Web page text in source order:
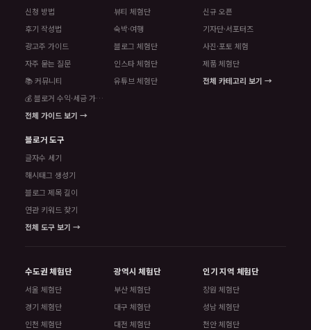
신청 방법
후기 작성법
광고주 가이드
자주 묻는 질문
📚 커뮤니티
💰 블로거 수익·세금 가이드
전체 가이드 보기 →
뷰티 체험단
숙박·여행
블로그 체험단
인스타 체험단
유튜브 체험단
신규 오픈
기자단·서포터즈
사진·포토 체험
제품 체험단
전체 카테고리 보기 →
블로거 도구
글자수 세기
해시태그 생성기
블로그 제목 길이
연관 키워드 찾기
전체 도구 보기 →
수도권 체험단
서울 체험단
경기 체험단
인천 체험단
광역시 체험단
부산 체험단
대구 체험단
대전 체험단
인기 지역 체험단
창원 체험단
성남 체험단
천안 체험단